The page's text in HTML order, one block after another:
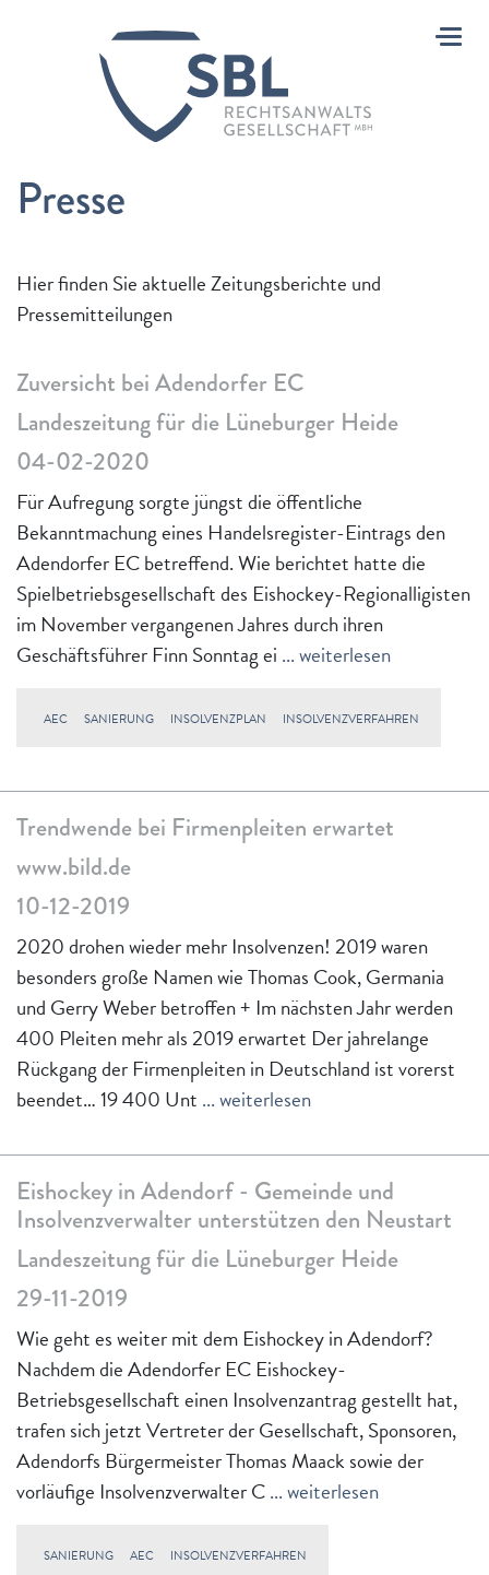
Presse
Hier finden Sie aktuelle Zeitungsberichte und
Pressemitteilungen
Zuversicht bei Adendorfer EC
Landeszeitung für die Lüneburger Heide
04-02-2020
Für Aufregung sorgte jüngst die öffentliche
Bekanntmachung eines Handelsregister-Eintrags den
Adendorfer EC betreffend. Wie berichtet hatte die
Spielbetriebsgesellschaft des Eishockey-Regionalligisten
im November vergangenen Jahres durch ihren
Geschäftsführer Finn Sonntag ei ... weiterlesen
AEC SANIERUNG INSOLVENZPLAN INSOLVENZVERFAHREN
Trendwende bei Firmenpleiten erwartet
www.bild.de
10-12-2019
2020 drohen wieder mehr Insolvenzen! 2019 waren
besonders große Namen wie Thomas Cook, Germania
und Gerry Weber betroffen + Im nächsten Jahr werden
400 Pleiten mehr als 2019 erwartet Der jahrelange
Rückgang der Firmenpleiten in Deutschland ist vorerst
beendet… 19 400 Unt ... weiterlesen
Eishockey in Adendorf - Gemeinde und
Insolvenzverwalter unterstützen den Neustart
Landeszeitung für die Lüneburger Heide
29-11-2019
Wie geht es weiter mit dem Eishockey in Adendorf?
Nachdem die Adendorfer EC Eishockey-
Betriebsgesellschaft einen Insolvenzantrag gestellt hat,
trafen sich jetzt Vertreter der Gesellschaft, Sponsoren,
Adendorfs Bürgermeister Thomas Maack sowie der
vorläufige Insolvenzverwalter C... weiterlesen
SANIERUNG AEC INSOLVENZVERFAHREN